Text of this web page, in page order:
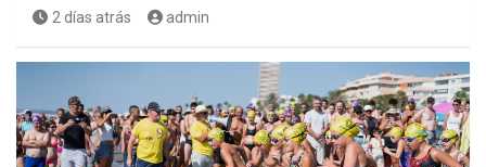
2 días atrás admin